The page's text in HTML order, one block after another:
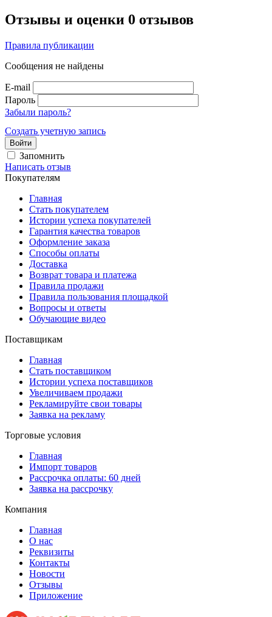
Отзывы и оценки 0 отзывов
Правила публикации
Сообщения не найдены
E-mail
Пароль
Забыли пароль?
Создать учетную запись
Войти
Запомнить
Написать отзыв
Покупателям
Главная
Стать покупателем
Истории успеха покупателей
Гарантия качества товаров
Оформление заказа
Способы оплаты
Доставка
Возврат товара и платежа
Правила продажи
Правила пользования площадкой
Вопросы и ответы
Обучающие видео
Поставщикам
Главная
Стать поставщиком
Истории успеха поставщиков
Увеличиваем продажи
Рекламируйте свои товары
Заявка на рекламу
Торговые условия
Главная
Импорт товаров
Рассрочка оплаты: 60 дней
Заявка на рассрочку
Компания
Главная
О нас
Реквизиты
Контакты
Новости
Отзывы
Приложение